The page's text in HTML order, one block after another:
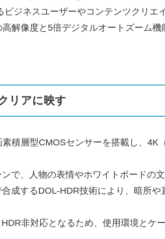
ジネスユーザーやコンテンツクリエ
解像度と5倍デジタルオートズーム
リアに映す
積層型CMOSセンサーを搭載し、
で、人物の表情やホワイトボードの
成するDOL-HDR技術により、暗所
非対応となるため、使用環境とケ